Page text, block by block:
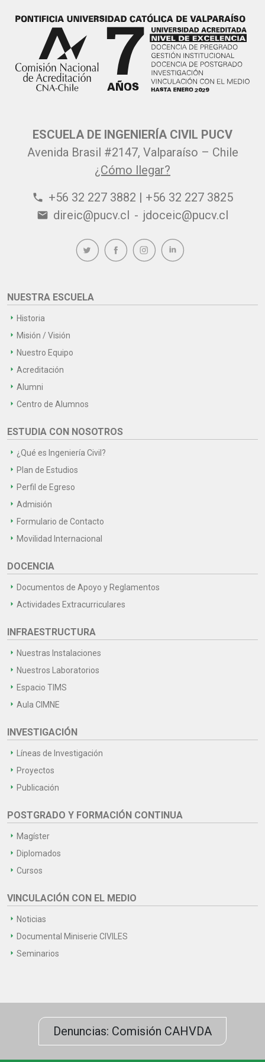
ESCUELA DE INGENIERÍA CIVIL PUCV
Avenida Brasil #2147, Valparaíso – Chile
¿Cómo llegar?
phone +56 32 227 3882 | +56 32 227 3825
email direic@pucv.cl - jdoceic@pucv.cl
NUESTRA ESCUELA
Historia
Misión / Visión
Nuestro Equipo
Acreditación
Alumni
Centro de Alumnos
ESTUDIA CON NOSOTROS
¿Qué es Ingeniería Civil?
Plan de Estudios
Perfil de Egreso
Admisión
Formulario de Contacto
Movilidad Internacional
DOCENCIA
Documentos de Apoyo y Reglamentos
Actividades Extracurriculares
INFRAESTRUCTURA
Nuestras Instalaciones
Nuestros Laboratorios
Espacio TIMS
Aula CIMNE
INVESTIGACIÓN
Líneas de Investigación
Proyectos
Publicación
POSTGRADO Y FORMACIÓN CONTINUA
Magíster
Diplomados
Cursos
VINCULACIÓN CON EL MEDIO
Noticias
Documental Miniserie CIVILES
Seminarios
Denuncias: Comisión CAHVDA